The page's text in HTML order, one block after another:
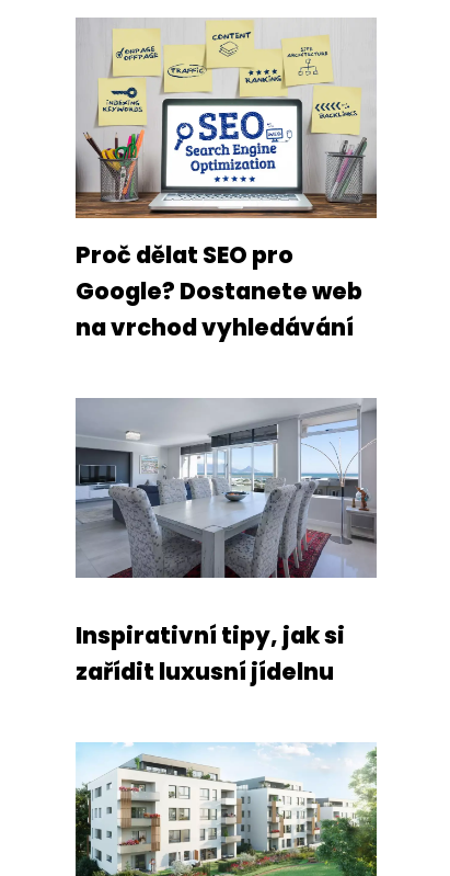
Proč dělat SEO pro
Google? Dostanete web
na vrchod vyhledávání
Inspirativní tipy, jak si
zařídit luxusní jídelnu